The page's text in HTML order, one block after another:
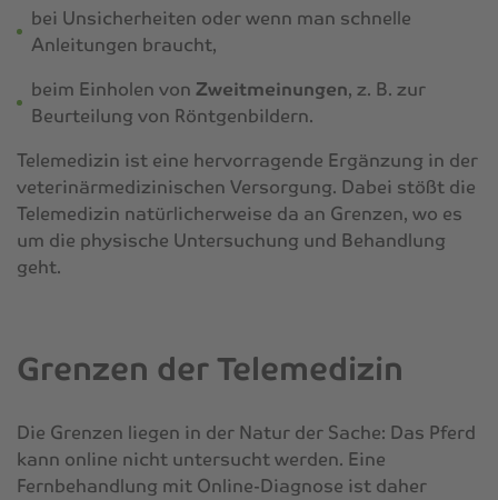
bei Unsicherheiten oder wenn man schnelle
Anleitungen braucht,
beim Einholen von Zweitmeinungen, z. B. zur
Beurteilung von Röntgenbildern.
Telemedizin ist eine hervorragende Ergänzung in der
veterinärmedizinischen Versorgung. Dabei stößt die
Telemedizin natürlicherweise da an Grenzen, wo es
um die physische Untersuchung und Behandlung
geht.
Grenzen der Telemedizin
Die Grenzen liegen in der Natur der Sache: Das Pferd
kann online nicht untersucht werden. Eine
Fernbehandlung mit Online-Diagnose ist daher